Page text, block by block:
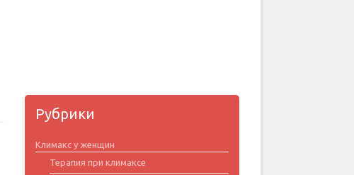
Рубрики
Климакс у женщин
Терапия при климаксе